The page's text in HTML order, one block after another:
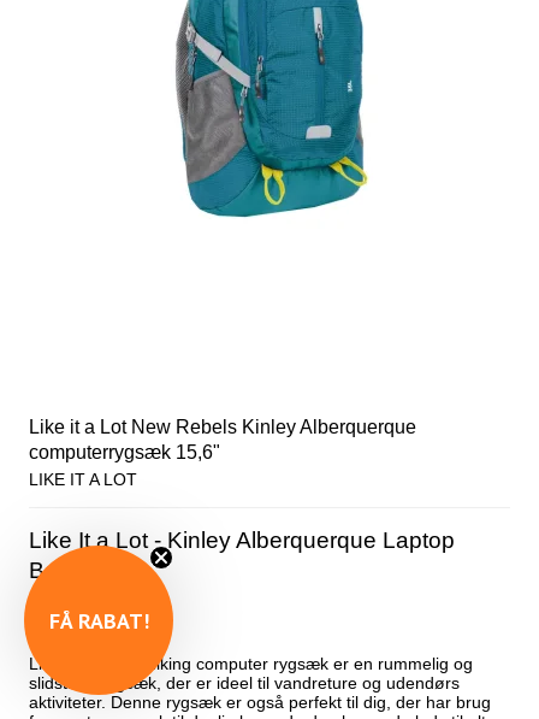
Like it a Lot New Rebels Kinley Alberquerque
computerrygsæk 15,6"
LIKE IT A LOT
Like It a Lot - Kinley Alberquerque Laptop
Backpack
Like It a Lot XL hiking computer rygsæk er en rummelig og
slidstærk rygsæk, der er ideel til vandreture og udendørs
aktiviteter. Denne rygsæk er også perfekt til dig, der har brug
FÅ RABAT!